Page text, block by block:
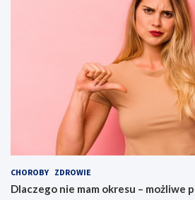
CHOROBY ZDROWIE
Dlaczego nie mam okresu – możliwe